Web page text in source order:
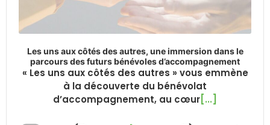
Les uns aux côtés des autres, une immersion dans le
parcours des futurs bénévoles d’accompagnement
« Les uns aux côtés des autres » vous emmène
à la découverte du bénévolat
d’accompagnement, au cœur [...]